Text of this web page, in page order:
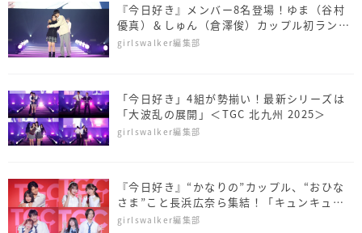
『今日好き』メンバー8名登場！ゆま（谷村
優真）＆しゅん（倉澤俊）カップル初ランウ
ェイ＜SDGs推進 TGC しずおか 2026＞
girlswalker編集部
「今日好き」4組が勢揃い！最新シリーズは
「大波乱の展開」＜TGC 北九州 2025＞
girlswalker編集部
『今日好き』“かなりの”カップル、“おひな
さま”こと長浜広奈ら集結！「キュンキュン
保証します♡」＜TGC teen 2025 Summer
girlswalker編集部